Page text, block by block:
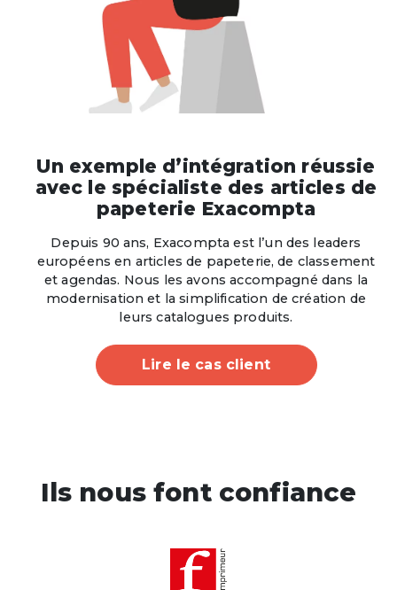
Un exemple d’intégration réussie
avec le spécialiste des articles de
papeterie Exacompta
Depuis 90 ans, Exacompta est l’un des leaders
européens en articles de papeterie, de classement
et agendas. Nous les avons accompagné dans la
modernisation et la simplification de création de
leurs catalogues produits.
Lire le cas client
Ils nous font confiance